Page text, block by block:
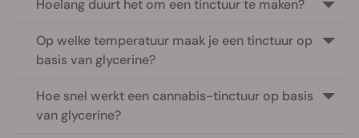
Hoelang duurt het om een tinctuur te maken?
Op welke temperatuur maak je een tinctuur op
basis van glycerine?
Hoe snel werkt een cannabis-tinctuur op basis
van glycerine?